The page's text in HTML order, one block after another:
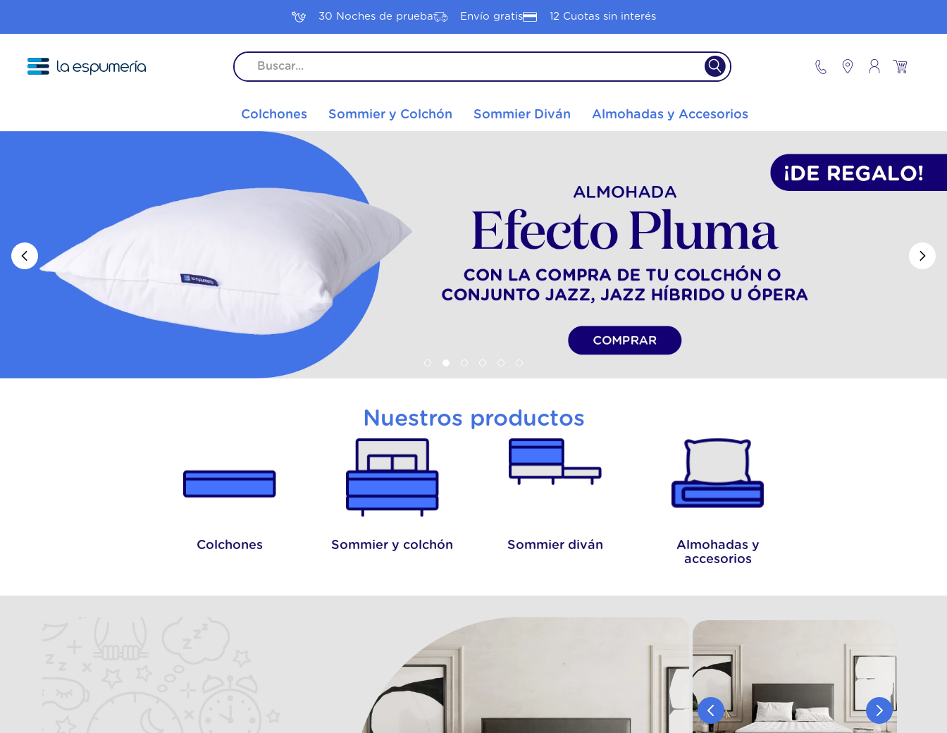
30 Noches de prueba Envío gratis 12 Cuotas sin interés
Colchones Sommier y Colchón Sommier Diván Almohadas y Accesorios
Nuestros productos
Colchones Sommier y colchón Sommier diván
Almohadas y
accesorios
1. colchon 2 plazas
colchon 1 plaza
4. pop
mascota
colchon pop